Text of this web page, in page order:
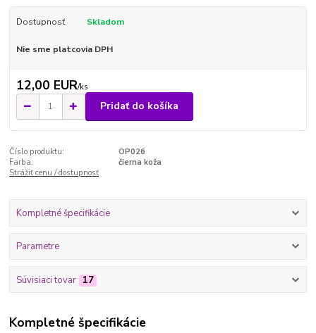
Dostupnosť Skladom
Nie sme platcovia DPH
12,00 EUR/ks
Pridať do košíka
Číslo produktu:
OP026
Farba:
čierna koža
Strážiť cenu / dostupnosť
Kompletné špecifikácie
Parametre
Súvisiaci tovar 17
Kompletné špecifikácie